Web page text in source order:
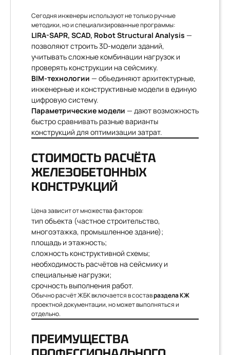
Сегодня инженеры используют не только ручные
методики, но и специализированные программы:
LIRA-SAPR, SCAD, Robot Structural Analysis —
позволяют строить 3D-модели зданий,
учитывать сложные комбинации нагрузок и
проверять конструкции на сейсмику.
BIM-технологии — объединяют архитектурные,
инженерные и конструктивные модели в единую
цифровую систему.
Параметрические модели — дают возможность
быстро сравнивать разные варианты
конструкций для оптимизации затрат.
СТОИМОСТЬ РАСЧЁТА
ЖЕЛЕЗОБЕТОННЫХ
КОНСТРУКЦИЙ
Цена зависит от множества факторов:
тип объекта (частное строительство,
многоэтажка, промышленное здание);
площадь и этажность;
сложность конструктивной схемы;
необходимость расчётов на сейсмику и
специальные нагрузки;
срочность выполнения работ.
Обычно расчёт ЖБК включается в составраздела КЖ
проектной документации, но может выполняться и
отдельно.
ПРЕИМУЩЕСТВА